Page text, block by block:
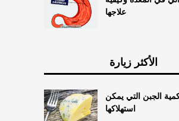
علاجها
الأكثر زيارة
الجبن التي يمكن
استهلاكها